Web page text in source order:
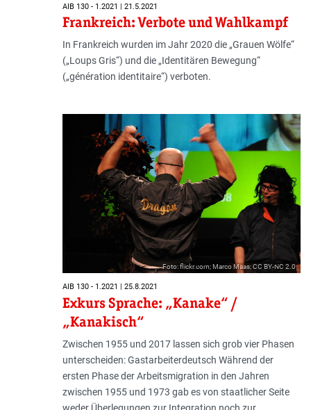
AIB 130 - 1.2021 | 21.5.2021
Frankreich: Verbote und Wahlkampf
In Frankreich wurden im Jahr 2020 die „Grauen Wölfe“
(„Loups Gris“) und die „Identitären Bewegung“
(„génération identitaire“) verboten.
Foto: flickr.com; Marco Maas; CC BY-NC 2.0
AIB 130 - 1.2021 | 25.8.2021
Exkurs Sprache: „Kanake“ /
„Kanakisch“
Zwischen 1955 und 2017 lassen sich grob vier Phasen
unterscheiden: Gastarbeiterdeutsch Während der
ersten Phase der Arbeitsmigration in den Jahren
zwischen 1955 und 1973 gab es von staatlicher Seite
weder Überlegungen zur Integration noch zur